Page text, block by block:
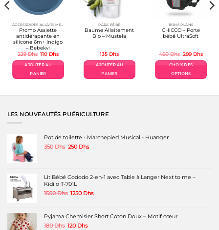
Promo Assiette
antidérapante en
silicone 6m+ Indigo
– Bebekvi
229Dhs Le
initial
était :
229 Dhs.
110 DhsLe
actuel
AJOUTER AU
PANIER
PARA BÉBÉ
Baume Allaitement
Bio – Mustela
135 Dhs
AJOUTER AU
PANIER
BONS PLANS
CHICCO – Porte
bébé UltraSoft
450Dhs Le
initial
était :
450 Dhs.
299 DhsLe
actuel
CHOIX DES
OPTIONS
a
du
LES NOUVEAUTÉS PUÉRICULTURE
Pot de toilette - Marchepied Musical - Huanger
350Dhs Le
350 Dhs.
250 DhsLe
250 Dhs.
Lit Bébé Cododo 2-en-1 avec Table à Langer Next to me –
Kidilo T-701L
1500Dhs Le
était :
1500 Dhs.
1250 DhsLe
est :
1250 Dhs.
Pyjama Chemisier Short Coton Doux – Motif cœur
180Dhs Le
120 DhsLe